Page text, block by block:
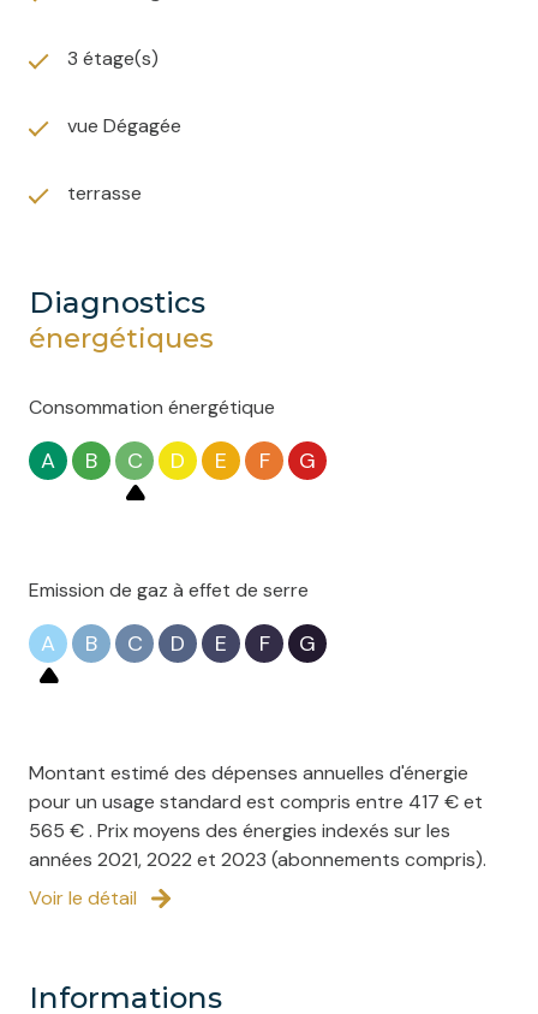
3 étage(s)
vue Dégagée
terrasse
diagnostics
énergétiques
Consommation énergétique
A B C D E F G
Emission de gaz à effet de serre
A B C D E F G
Montant estimé des dépenses annuelles d'énergie
pour un usage standard est compris entre 417 € et
565 € . Prix moyens des énergies indexés sur les
années 2021, 2022 et 2023 (abonnements compris).
Voir le détail
informations